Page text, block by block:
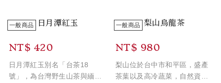
一般商品 日月潭紅玉
日月潭紅玉別名「台茶18
號」，為台灣野生山茶與緬甸
NT$ 420
一般商品 梨山烏龍茶
梨山位於台中市和平區，盛產
茶葉以及高冷蔬菜，自然資源
NT$ 980